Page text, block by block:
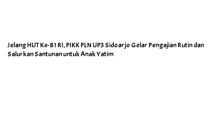
Jelang HUT Ke-81 RI, PIKK PLN UP3 Sidoarjo Gelar Pengajian Rutin dan
Salurkan Santunan untuk Anak Yatim